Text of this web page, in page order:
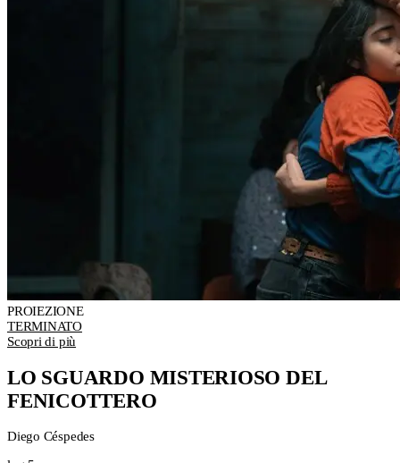
PROIEZIONE
TERMINATO
Scopri di più
LO SGUARDO MISTERIOSO DEL
FENICOTTERO
Diego Céspedes